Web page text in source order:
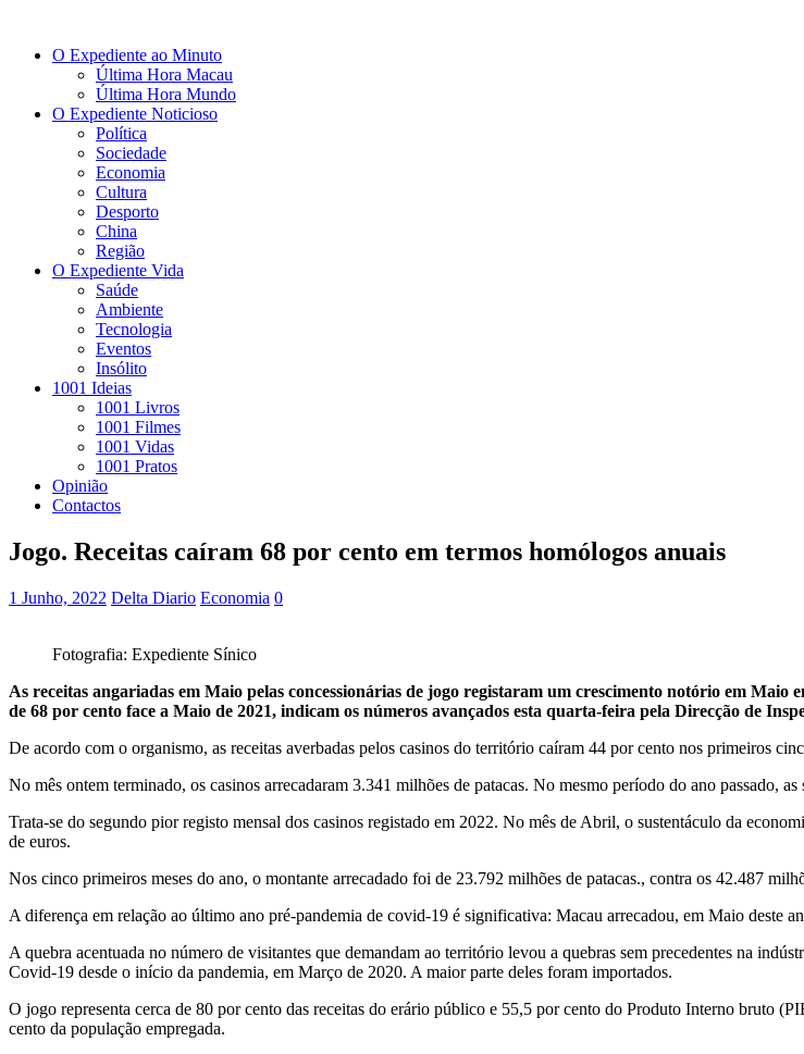
O Expediente ao Minuto
Última Hora Macau
Última Hora Mundo
O Expediente Noticioso
Política
Sociedade
Economia
Cultura
Desporto
China
Região
O Expediente Vida
Saúde
Ambiente
Tecnologia
Eventos
Insólito
1001 Ideias
1001 Livros
1001 Filmes
1001 Vidas
1001 Pratos
Opinião
Contactos
Jogo. Receitas caíram 68 por cento em termos homólogos anuais
1 Junho, 2022 Delta Diario Economia 0
Fotografia: Expediente Sínico
As receitas angariadas em Maio pelas concessionárias de jogo registaram um crescimento notório em
de 68 por cento face a Maio de 2021, indicam os números avançados esta quarta-feira pela Direcção de
De acordo com o organismo, as receitas averbadas pelos casinos do território caíram 44 por cento nos primeiros
No mês ontem terminado, os casinos arrecadaram 3.341 milhões de patacas. No mesmo período do ano passado,
Trata-se do segundo pior registo mensal dos casinos registado em 2022. No mês de Abril, o sustentáculo da
de euros.
Nos cinco primeiros meses do ano, o montante arrecadado foi de 23.792 milhões de patacas., contra os 42.487
A diferença em relação ao último ano pré-pandemia de covid-19 é significativa: Macau arrecadou, em Maio deste
A quebra acentuada no número de visitantes que demandam ao território levou a quebras sem precedentes na
Covid-19 desde o início da pandemia, em Março de 2020. A maior parte deles foram importados.
O jogo representa cerca de 80 por cento das receitas do erário público e 55,5 por cento do Produto Interno bruto
cento da população empregada.